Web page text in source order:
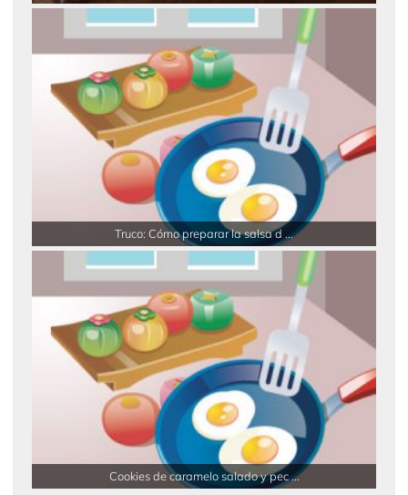
Truco: Cómo preparar la salsa d ...
Cookies de caramelo salado y pec ...